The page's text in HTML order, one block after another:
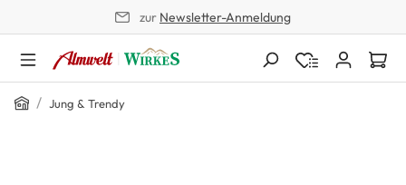
zur Newsletter-Anmeldung
Home
/ Jung & Trendy